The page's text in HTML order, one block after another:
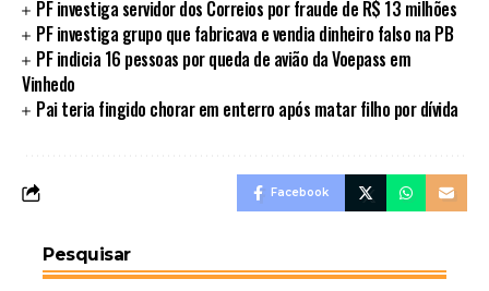
PF investiga servidor dos Correios por fraude de R$ 13 milhões
PF investiga grupo que fabricava e vendia dinheiro falso na PB
PF indicia 16 pessoas por queda de avião da Voepass em
Vinhedo
Pai teria fingido chorar em enterro após matar filho por dívida
Facebook
Pesquisar